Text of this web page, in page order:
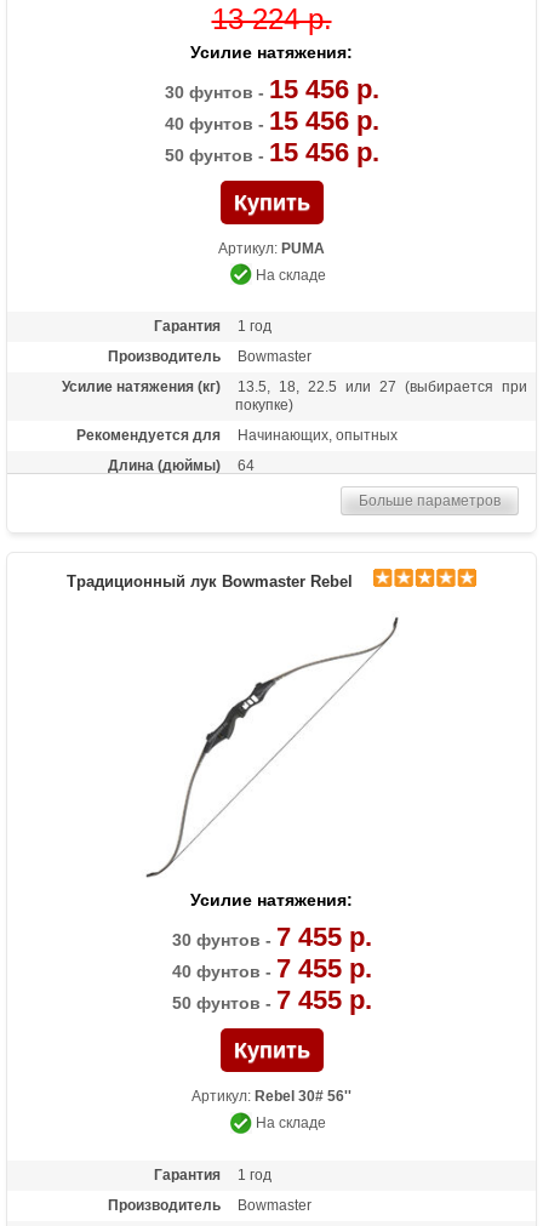
13 224 р.
Усилие натяжения:
30 фунтов - 15 456 р.
40 фунтов - 15 456 р.
50 фунтов - 15 456 р.
Артикул: PUMA
На складе
Гарантия
1 год
Производитель
Bowmaster
Усилие натяжения (кг)
13.5, 18, 22.5 или 27 (выбирается при
покупке)
Рекомендуется для
Начинающих, опытных
Длина (дюймы)
64
Лук, пластиковая полочка, тетива В50,
шестигранники
Материалы изделия
Рукоятка - алюминий, плечи - дерево с
Больше параметров
Традиционный лук Bowmaster Rebel
Усилие натяжения:
30 фунтов - 7 455 р.
40 фунтов - 7 455 р.
50 фунтов - 7 455 р.
Артикул: Rebel 30# 56''
На складе
Гарантия
1 год
Производитель
Bowmaster